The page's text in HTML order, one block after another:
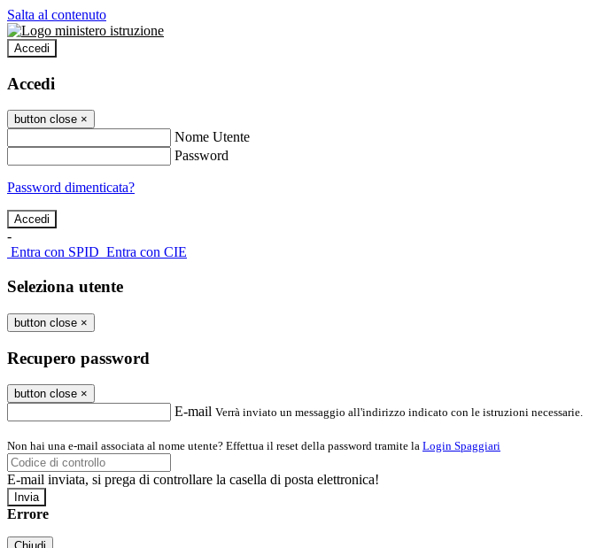
Salta al contenuto
Accedi
Accedi
button close ×
Nome Utente
Password
Password dimenticata?
-
Entra con SPID Entra con CIE
Seleziona utente
button close ×
Recupero password
button close ×
E-mail Verrà inviato un messaggio all'indirizzo indicato con le istruzioni necessarie.
Non hai una e-mail associata al nome utente? Effettua il reset della password tramite la Login Spaggiari
E-mail inviata, si prega di controllare la casella di posta elettronica!
Errore